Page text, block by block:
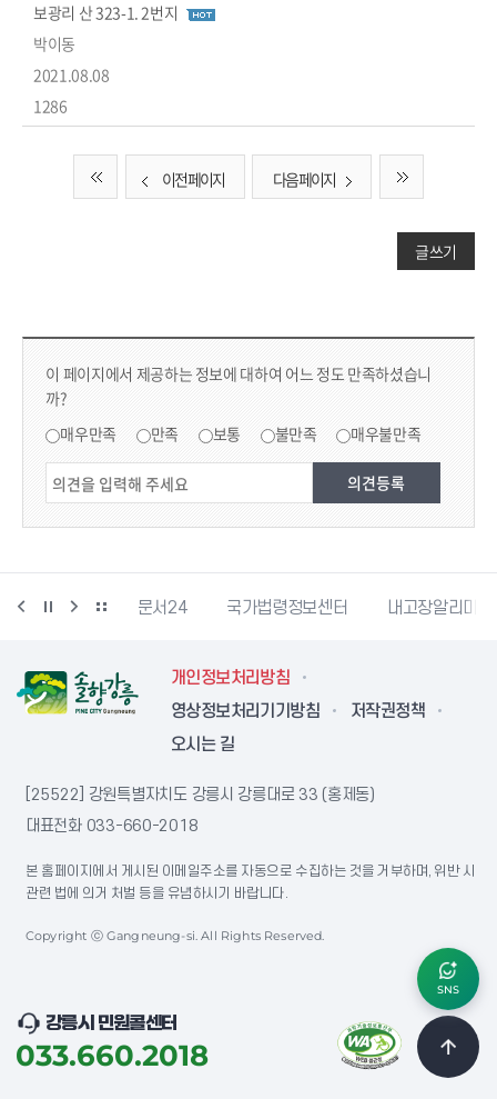
보광리 산 323-1. 2번지
박이동
2021.08.08
1286
이전 페이지 다음 페이지
글쓰기
컨텐츠 만족도 조사
이 페이지에서 제공하는 정보에 대하여 어느 정도 만족하셨습니
까?
매우만족 만족 보통 불만족 매우불만족
강릉문화재단 문서24 국가법령정보센터 내고장알리미
개인정보처리방침
영상정보처리기기방침
저작권정책
오시는 길
[25522] 강원특별자치도 강릉시 강릉대로 33 (홍제동)
대표전화 033-660-2018
본 홈페이지에서 게시된 이메일주소를 자동으로 수집하는 것을 거부하며, 위반 시
관련 법에 의거 처벌 등을 유념하시기 바랍니다.
Copyright ⓒ Gangneung-si. All Rights Reserved.
강릉시 민원콜센터
033.660.2018
SNS